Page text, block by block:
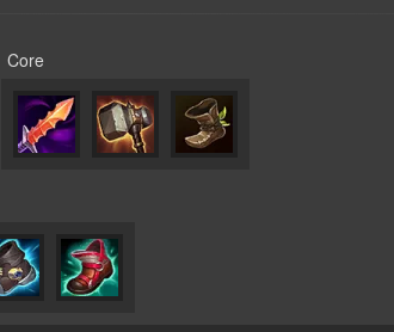
Core